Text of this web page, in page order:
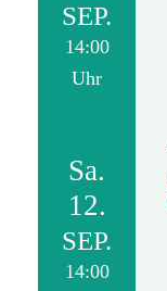
SEP.
14:00
Uhr
Sa.
12.
SEP.
14:00